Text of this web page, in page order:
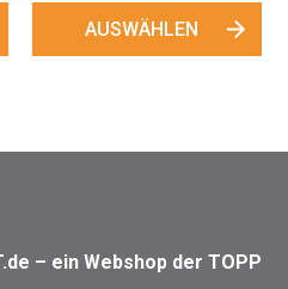
AUSWÄHLEN
– ein Webshop der TOPP